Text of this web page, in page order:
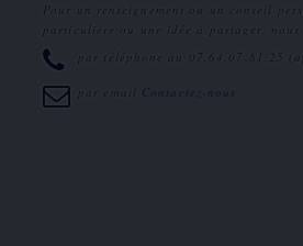
Pour un renseignement ou un conseil
particulière ou une idée à partager, nous
par téléphone au
07.64.07.81.25
par email Contactez-nous